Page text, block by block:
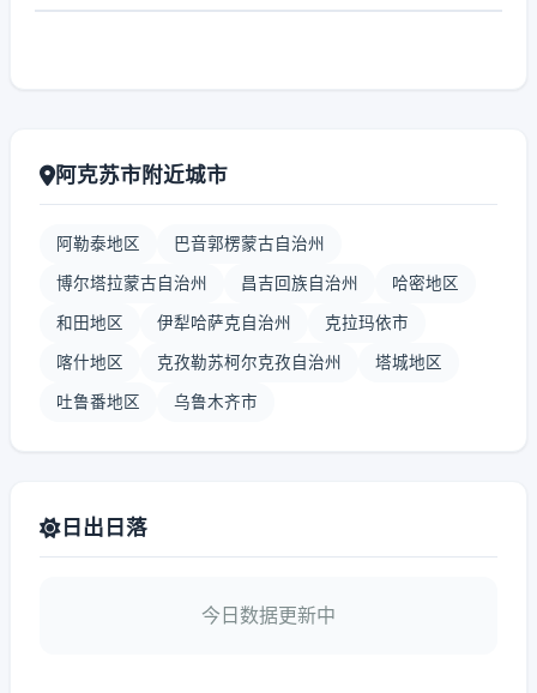
阿克苏市附近城市
阿勒泰地区 巴音郭楞蒙古自治州
博尔塔拉蒙古自治州 昌吉回族自治州 哈密地区
和田地区 伊犁哈萨克自治州 克拉玛依市
喀什地区 克孜勒苏柯尔克孜自治州 塔城地区
吐鲁番地区 乌鲁木齐市
日出日落
今日数据更新中